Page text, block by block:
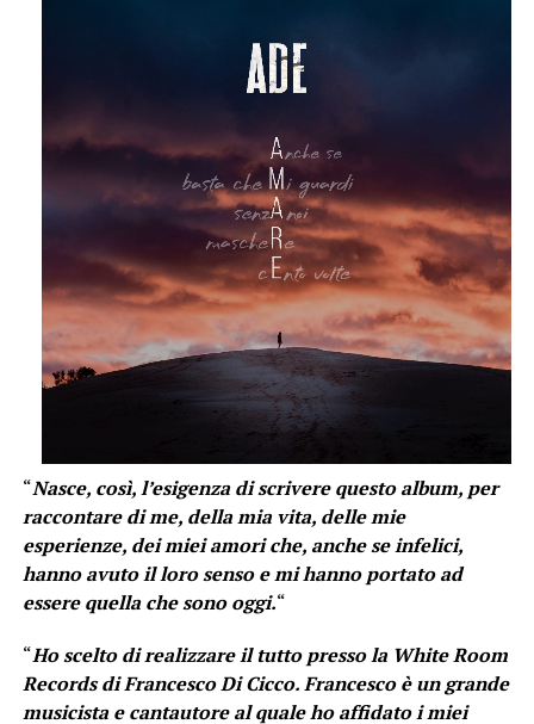
“Nasce, così, l’esigenza di scrivere questo album, per
raccontare di me, della mia vita, delle mie
esperienze, dei miei amori che, anche se infelici,
hanno avuto il loro senso e mi hanno portato ad
essere quella che sono oggi.“
“Ho scelto di realizzare il tutto presso la White Room
Records di Francesco Di Cicco. Francesco è un grande
musicista e cantautore al quale ho affidato i miei